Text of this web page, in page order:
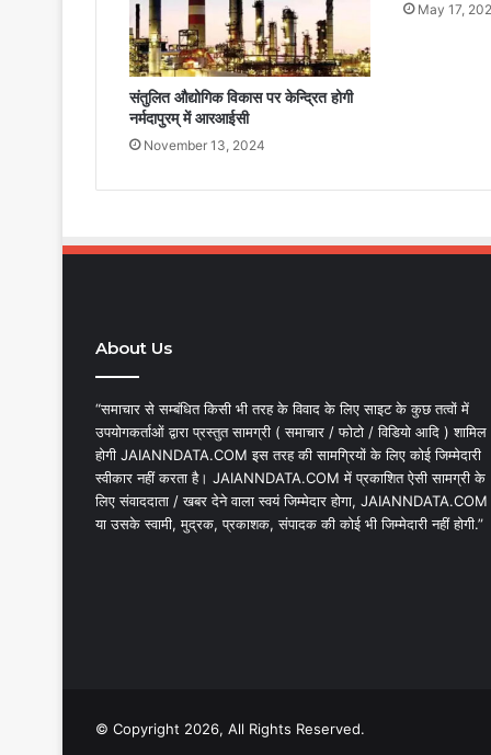
संतुलित औद्योगिक विकास पर केन्द्रित होगी
नर्मदापुरम् में आरआईसी
November 13, 2024
May 17,
About Us
“समाचार से सम्बंधित किसी भी तरह के विवाद के लिए साइट के कुछ तत्वों में
उपयोगकर्ताओं द्वारा प्रस्तुत सामग्री ( समाचार / फोटो / विडियो आदि ) शामिल
होगी JAIANNDATA.COM इस तरह की सामग्रियों के लिए कोई जिम्मेदारी
स्वीकार नहीं करता है। JAIANNDATA.COM में प्रकाशित ऐसी सामग्री के
लिए संवाददाता / खबर देने वाला स्वयं जिम्मेदार होगा, JAIANNDATA.COM
या उसके स्वामी, मुद्रक, प्रकाशक, संपादक की कोई भी जिम्मेदारी नहीं होगी.”
© Copyright 2026, All Rights Reserved.